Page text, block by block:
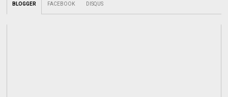
BLOGGER FACEBOOK DISQUS